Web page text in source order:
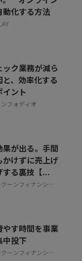
動化する方法
ック業務が減ら
と、効率化する
イント
フォディオ
果が出る。手間
かけずに売上げ
する裏技【...
ーンフィナンシャ
やす時間を事業
中投下
ーンフィナンシャ